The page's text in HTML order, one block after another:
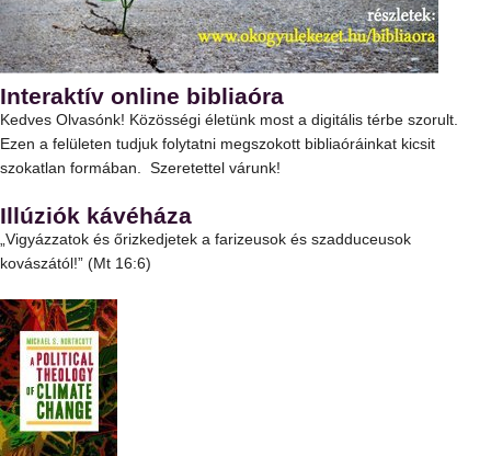
Interaktív online bibliaóra
Kedves Olvasónk! Közösségi életünk most a digitális térbe szorult.
Ezen a felületen tudjuk folytatni megszokott bibliaóráinkat kicsit
szokatlan formában. Szeretettel várunk!
Illúziók kávéháza
„Vigyázzatok és őrizkedjetek a farizeusok és szadduceusok
kovászától!” (Mt 16:6)